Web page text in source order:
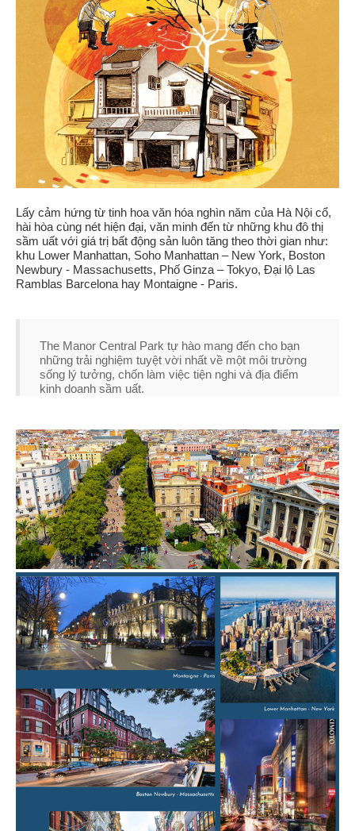
Lấy cảm hứng từ tinh hoa văn hóa nghìn năm của Hà Nội cổ,
hài hòa cùng nét hiện đại, văn minh đến từ những khu đô thị
sầm uất với giá trị bất động sản luôn tăng theo thời gian như:
khu Lower Manhattan, Soho Manhattan – New York, Boston
Newbury - Massachusetts, Phố Ginza – Tokyo, Đại lộ Las
Ramblas Barcelona hay Montaigne - Paris.
The Manor Central Park tự hào mang đến cho bạn
những trải nghiệm tuyệt vời nhất về một môi trường
sống lý tưởng, chốn làm việc tiện nghi và địa điểm
kinh doanh sầm uất.